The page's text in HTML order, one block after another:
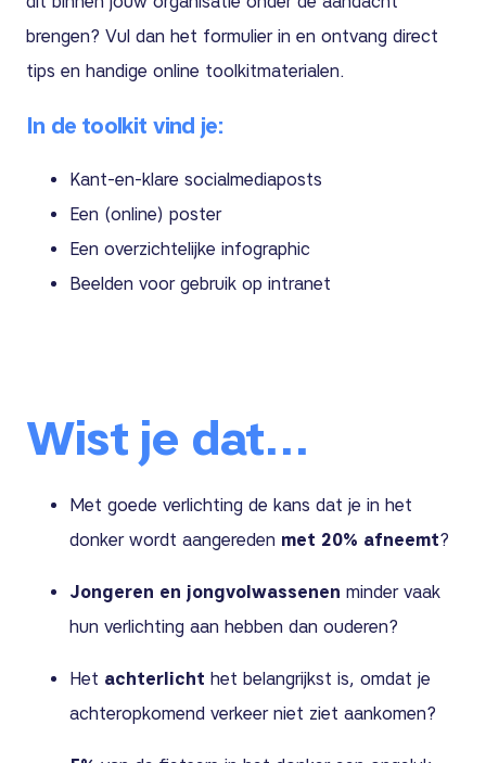
brengen? Vul dan het formulier in en ontvang direct
tips en handige online toolkitmaterialen.
In de toolkit vind je:
Kant-en-klare socialmediaposts
Een (online) poster
Een overzichtelijke infographic
Beelden voor gebruik op intranet
Wist je dat…
Met goede verlichting de kans dat je in het
donker wordt aangereden met 20% afneemt?
Jongeren en jongvolwassenen minder vaak
hun verlichting aan hebben dan ouderen?
Het achterlicht het belangrijkst is, omdat je
achteropkomend verkeer niet ziet aankomen?